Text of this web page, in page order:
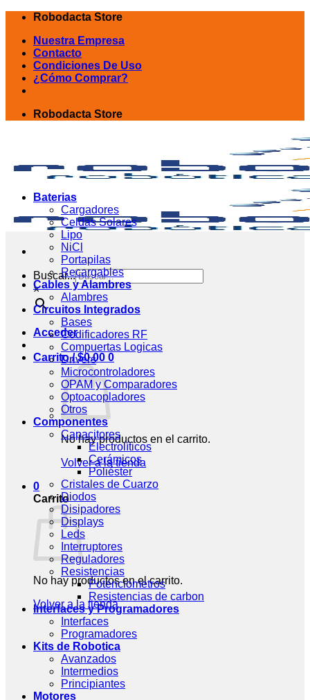
Skip
content
Robodacta Store
Nuestra Empresa
Contacto
Condiciones De Uso
¿Cómo Comprar?
Robodacta Store
Buscar...
×
Acceder
Carrito /$0.00 0
No hay productos en el carrito.
Volver a la tienda
0
Carrito
No hay productos en el carrito.
Volver a la tienda
Baterias
Cargadores
Celdas Solares
Lipo
NiCl
Portapilas
Recargables
Cables y Alambres
Alambres
Circuitos Integrados
Bases
Codificadores RF
Compuertas Logicas
Drivers
Microcontroladores
OPAM y Comparadores
Optoacopladores
Otros
Componentes
Capacitores
Electrolíticos
Cerámicos
Poliéster
Cristales de Cuarzo
Diodos
Disipadores
Displays
Leds
Interruptores
Reguladores
Resistencias
Potenciometros
Resistencias de carbon
Interfaces y Programadores
Interfaces
Programadores
Kits de Robotica
Avanzados
Intermedios
Principiantes
Motores